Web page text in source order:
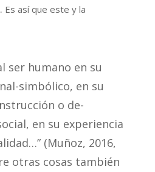
Es así que este y la
ser humano en su
simbólico, en su
o de-
en su experiencia
(Muñoz, 2016,
otras cosas también